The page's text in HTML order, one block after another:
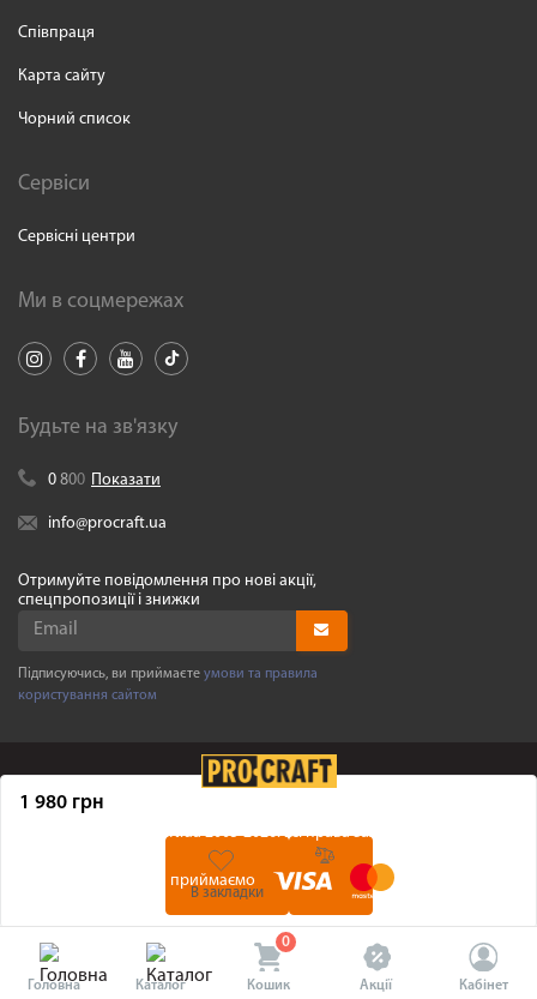
1 980 грн
В закладки
Співпраця
Карта сайту
Чорний список
Сервіси
Сервісні центри
Ми в соцмережах
Будьте на зв'язку
0 800 Показати
info@procraft.ua
Отримуйте повідомлення про нові акції,
спецпропозиції і знижки
Підписуючись, ви приймаєте умови та правила
користування сайтом
Procraft.ua2005-2026. Усі права захищенні
Ми приймаємо
Головна Каталог
0
Кошик Акції Кабінет